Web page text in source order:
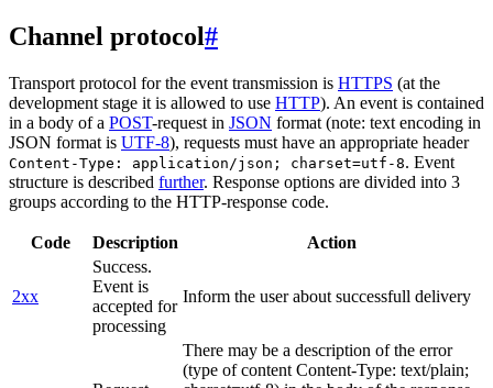
Channel protocol#
Transport protocol for the event transmission is HTTPS (at the
development stage it is allowed to use HTTP). An event is contained
in a body of a POST-request in JSON format (note: text encoding in
JSON format is UTF-8), requests must have an appropriate header
Content-Type: application/json; charset=utf-8. Event
structure is described further. Response options are divided into 3
groups according to the HTTP-response code.
Code Description Action
2xx
Success.
Event is
accepted for
processing
Inform the user about successfull delivery
There may be a description of the error
(type of content Content-Type: text/plain;